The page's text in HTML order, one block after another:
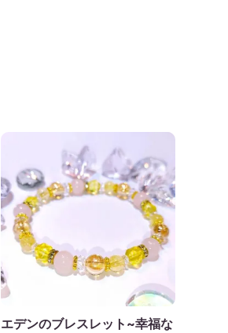
エデンのブレスレット~幸福な